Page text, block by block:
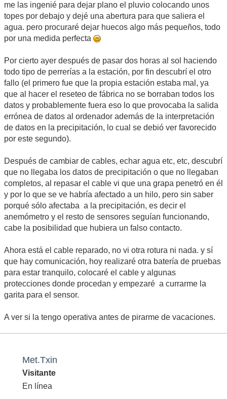
me las ingenié para dejar plano el pluvio colocando unos
topes por debajo y dejé una abertura para que saliera el
agua. pero procuraré dejar huecos algo más pequeños, todo
por una medida perfecta
Por cierto ayer después de pasar dos horas al sol haciendo
todo tipo de perrerías a la estación, por fin descubrí el otro
fallo (el primero fue que la propia estación estaba mal, ya
que al hacer el reseteo de fábrica no se borraban todos los
datos y probablemente fuera eso lo que provocaba la salida
errónea de datos al ordenador además de la interpretación
de datos en la precipitación, lo cual se debió ver favorecido
por este segundo).
Después de cambiar de cables, echar agua etc, etc, descubrí
que no llegaba los datos de precipitación o que no llegaban
completos, al repasar el cable vi que una grapa penetró en él
y por lo que se ve habría afectado a un hilo, pero sin saber
porqué sólo afectaba a la precipitación, es decir el
anemómetro y el resto de sensores seguían funcionando,
cabe la posibilidad que hubiera un falso contacto.
Ahora está el cable reparado, no vi otra rotura ni nada. y sí
que hay comunicación, hoy realizaré otra batería de pruebas
para estar tranquilo, colocaré el cable y algunas
protecciones donde procedan y empezaré a currarme la
garita para el sensor.
A ver si la tengo operativa antes de pirarme de vacaciones.
Met.Txin
Visitante
En línea